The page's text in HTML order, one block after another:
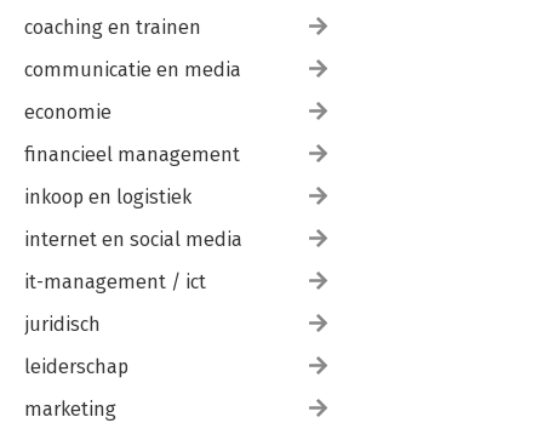
coaching en trainen
communicatie en media
economie
financieel management
inkoop en logistiek
internet en social media
it-management / ict
juridisch
leiderschap
marketing